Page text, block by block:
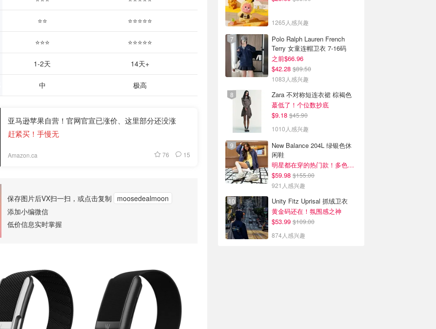
⭐⭐ ⭐⭐⭐⭐⭐
⭐⭐⭐ ⭐⭐⭐⭐⭐
1-2天 14天+
中 极高
亚马逊苹果自营！官网官宣已涨价、这里部分还没涨
赶紧买！手慢无
Amazon.ca 76 15
保存图片后VX扫一扫，或点击复制
moosedealmoon
添加小编微信
低价信息实时掌握
1265人感兴趣
Polo Ralph Lauren French
Terry 女童连帽卫衣 7-16码
之前$66.96
$42.28 $89.50
1083人感兴趣
Zara 不对称短连衣裙 棕褐色
蕞低了！个位数抄底
$9.18 $45.90
1010人感兴趣
New Balance 204L 绿银色休
闲鞋
明星都在穿的热门款！多色可选 3.8折
$59.98 $155.00
921人感兴趣
Unity Fitz Uprisal 抓绒卫衣
黄金码还在！氛围感之神
$53.99 $109.00
874人感兴趣